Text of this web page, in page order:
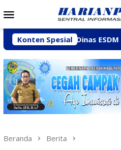
ke
Mobile
Konten Spesial
Dinas ESDM Tegaskan
Beranda Berita